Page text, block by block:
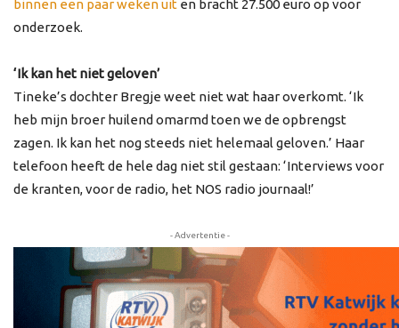
binnen een paar weken uit en bracht 27.500 euro op voor
onderzoek.
‘Ik kan het niet geloven’
Tineke’s dochter Bregje weet niet wat haar overkomt. ‘Ik
heb mijn broer huilend omarmd toen we de opbrengst
zagen. Ik kan het nog steeds niet helemaal geloven.’ Haar
telefoon heeft de hele dag niet stil gestaan: ‘Interviews voor
de kranten, voor de radio, het NOS radio journaal!’
- Advertentie -